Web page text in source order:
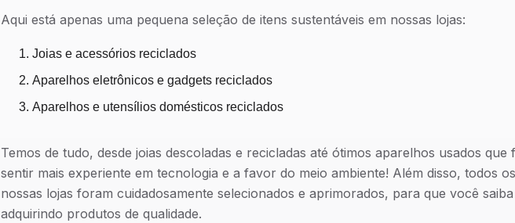
Aqui está apenas uma pequena seleção de itens sustentáveis em nossas lojas:
Joias e acessórios reciclados
Aparelhos eletrônicos e gadgets reciclados
Aparelhos e utensílios domésticos reciclados
Temos de tudo, desde joias descoladas e recicladas até ótimos aparelhos usados que
sentir mais experiente em tecnologia e a favor do meio ambiente! Além disso, todos
nossas lojas foram cuidadosamente selecionados e aprimorados, para que você
adquirindo produtos de qualidade.